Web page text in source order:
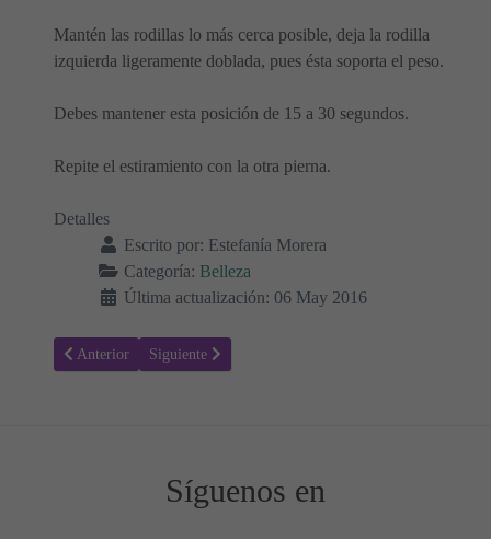
Mantén las rodillas lo más cerca posible, deja la rodilla
izquierda ligeramente doblada, pues ésta soporta el peso.
Debes mantener esta posición de 15 a 30 segundos.
Repite el estiramiento con la otra pierna.
Detalles
Escrito por: Estefanía Morera
Categoría: Belleza
Última actualización: 06 May 2016
Artículo anterior: Cómo hacer Leche limpiadora de Almendras
Anterior Artículo siguiente: Glúteos más firmes
Siguiente
Síguenos en